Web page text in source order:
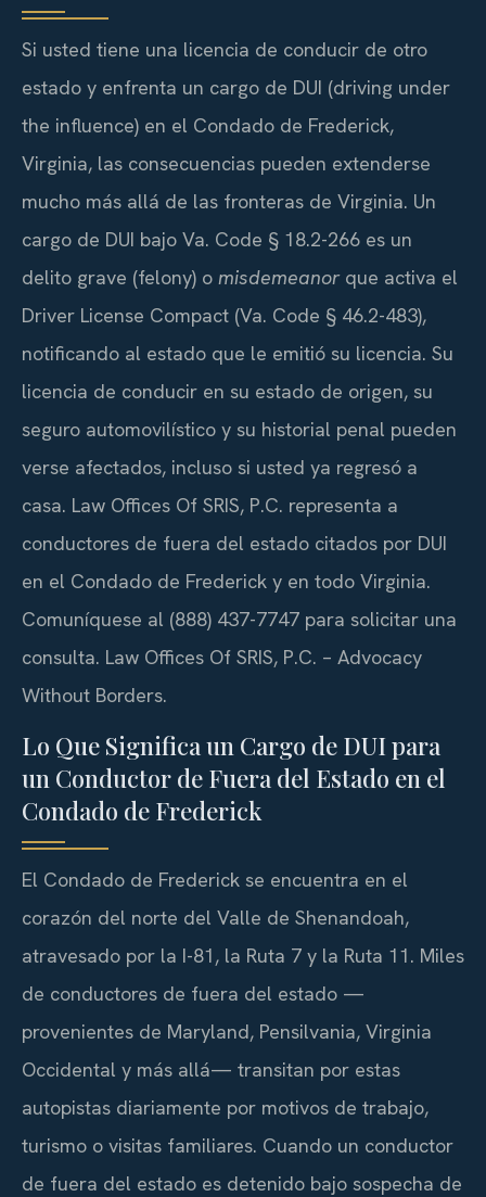
Si usted tiene una licencia de conducir de otro
estado y enfrenta un cargo de DUI (driving under
the influence) en el Condado de Frederick,
Virginia, las consecuencias pueden extenderse
mucho más allá de las fronteras de Virginia. Un
cargo de DUI bajo Va. Code § 18.2-266 es un
delito grave (felony) o misdemeanorque activa el
Driver License Compact (Va. Code § 46.2-483),
notificando al estado que le emitió su licencia. Su
licencia de conducir en su estado de origen, su
seguro automovilístico y su historial penal pueden
verse afectados, incluso si usted ya regresó a
casa. Law Offices Of SRIS, P.C. representa a
conductores de fuera del estado citados por DUI
en el Condado de Frederick y en todo Virginia.
Comuníquese al (888) 437-7747 para solicitar una
consulta. Law Offices Of SRIS, P.C. – Advocacy
Without Borders.
Lo Que Significa un Cargo de DUI para
un Conductor de Fuera del Estado en el
Condado de Frederick
El Condado de Frederick se encuentra en el
corazón del norte del Valle de Shenandoah,
atravesado por la I-81, la Ruta 7 y la Ruta 11. Miles
de conductores de fuera del estado —
provenientes de Maryland, Pensilvania, Virginia
Occidental y más allá— transitan por estas
autopistas diariamente por motivos de trabajo,
turismo o visitas familiares. Cuando un conductor
de fuera del estado es detenido bajo sospecha de